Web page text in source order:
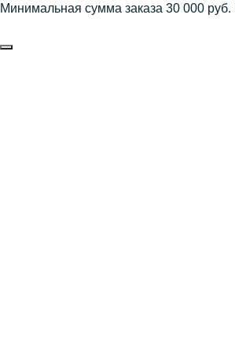
Минимальная сумма заказа 30 000